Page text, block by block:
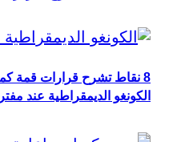
8 نقاط تشرح قرارات قمة كمبالا بشأن “بعثة أوصوم” في الصومال؟
الكونغو الديمقراطية عند